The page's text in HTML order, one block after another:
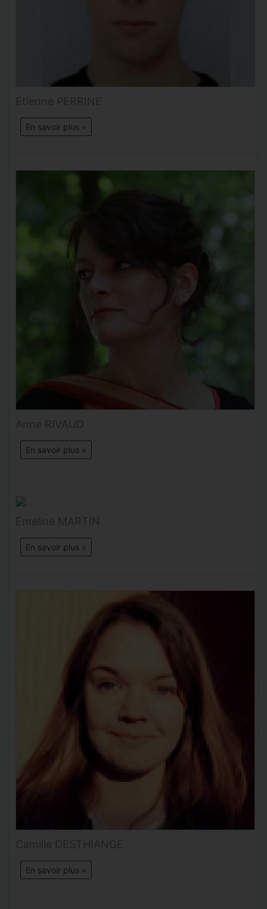
Etienne PERRINE
En savoir plus »
Anne RIVAUD
En savoir plus »
Emeline MARTIN
En savoir plus »
Camille DESTHIANGE
En savoir plus »